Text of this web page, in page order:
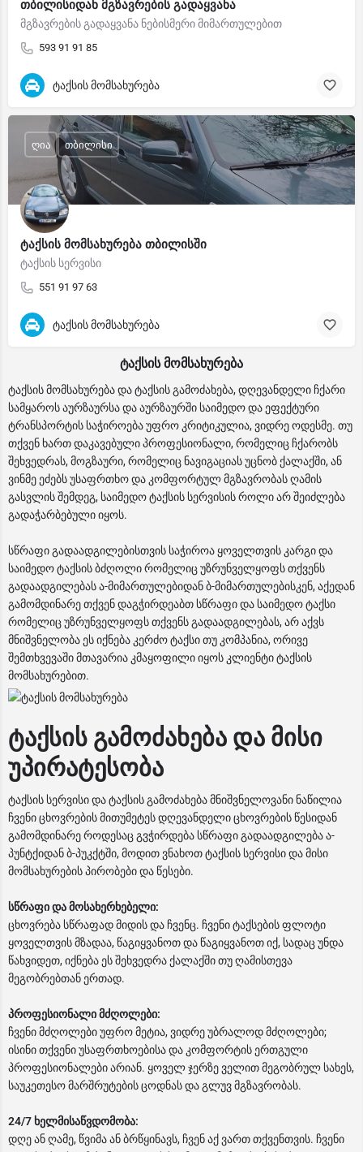
თბილისიდან მგზავრების გადაყვანა
მგზავრების გადაყვანა ნებისმერი მიმართულებით
593 91 91 85
ტაქსის მომსახურება
ტაქსის მომსახურება თბილისში
ტაქსის სერვისი
551 91 97 63
ღია თბილისი
ტაქსის მომსახურება
ტაქსის მომსახურება
ტაქსის მომსახურება და ტაქსის გამოძახება, დღევანდელი ჩქარი
სამყაროს აურზაურსა და აურზაურში საიმედო და ეფექტური
ტრანსპორტის საჭიროება უფრო კრიტიკულია, ვიდრე ოდესმე. თუ
თქვენ ხართ დაკავებული პროფესიონალი, რომელიც ჩქარობს
შეხვედრას, მოგზაური, რომელიც ნავიგაციას უცნობ ქალაქში, ან
ვინმე ეძებს უსაფრთხო და კომფორტულ მგზავრობას ღამის
გასვლის შემდეგ, საიმედო ტაქსის სერვისის როლი არ შეიძლება
გადაჭარბებული იყოს.
სწრაფი გადაადგილებისთვის საჭიროა ყოველთვის კარგი და
საიმედო ტაქსის ბძღოლი რომელიც უზრუნველყოფს თქვენს
გადაადგილებას ა-მიმართულებიდან ბ-მიმართულებისკენ, აქედან
გამომდინარე თქვენ დაგჭირდეაბთ სწრაფი და საიმედო ტაქსი
რომელიც უზრუნველყოფს თქვენს გადაადგილებას, არ აქვს
მნიშვნელობა ეს იქნება კერძო ტაქსი თუ კომპანია, ორივე
შემთხვევაში მთავარია კმაყოფილი იყოს კლიენტი ტაქსის
მომსახურებით.
ტაქსის გამოძახება და მისი
უპირატესობა
ტაქსის სერვისი და ტაქსის გამოძახება მნიშვნელოვანი ნაწილია
ჩვენი ცხოვრების მითუმეტეს დღევანდელი ცხოვრების წესიდან
გამომდინარე როდესაც გვჭირდება სწრაფი გადაადგილება ა-
პუნტქიდან ბ-პუკქტში, მოდით ვნახოთ ტაქსის სერვისი და მისი
მომსახურების პირობები და წესები.
სწრაფი და მოსახერხებელი:
ცხოვრება სწრაფად მიდის და ჩვენც. ჩვენი ტაქსების ფლოტი
ყოველთვის მზადაა, წაგიყვანოთ და წაგიყვანოთ იქ, სადაც უნდა
წახვიდეთ, იქნება ეს შეხვედრა ქალაქში თუ ღამისთევა
მეგობრებთან ერთად.
პროფესიონალი მძღოლები:
ჩვენი მძღოლები უფრო მეტია, ვიდრე უბრალოდ მძღოლები;
ისინი თქვენი უსაფრთხოებისა და კომფორტის ერთგული
პროფესიონალები არიან. ყოველ ჯერზე ველით მეგობრულ სახეს,
საუკეთესო მარშრუტების ცოდნას და გლუვ მგზავრობას.
24/7 ხელმისაწვდომობა:
დღე ან ღამე, წვიმა ან ბრწყინავს, ჩვენ აქ ვართ თქვენთვის. ჩვენი